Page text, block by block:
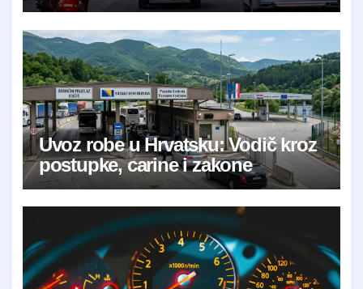
Uvoz robe u Hrvatsku: Vodič kroz
postupke, carine i zakone